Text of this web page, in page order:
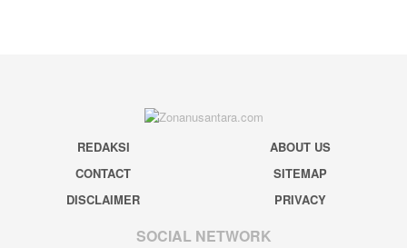
REDAKSI
ABOUT US
CONTACT
SITEMAP
DISCLAIMER
PRIVACY
SOCIAL NETWORK